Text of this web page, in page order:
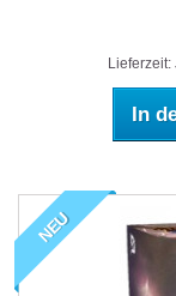
In
NEU